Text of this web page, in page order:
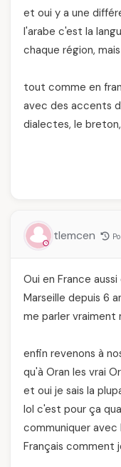
et oui y a une
l'arabe c'est la
chaque région,
tout comme en
avec des accents
dialectes, le
tlemcen
Oui en France
Marseille depuis 6
me parler vraiment
enfin revenons à
qu'à Oran les vrai
et oui je sais la
lol c'est pour ça
communiquer avec
Français comment